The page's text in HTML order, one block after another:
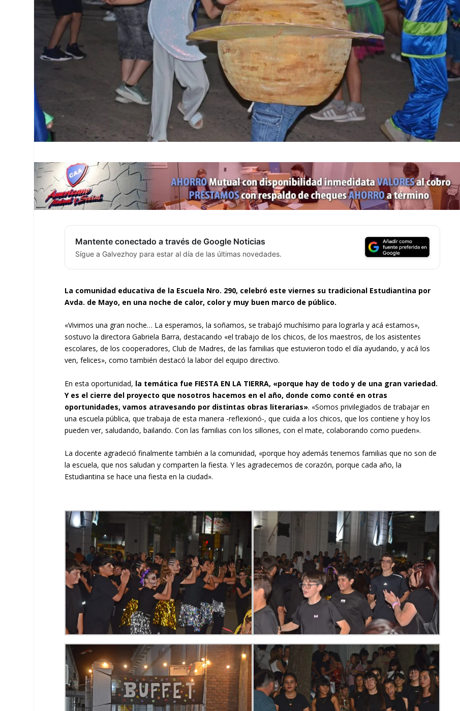
Mantente conectado a través de Google Noticias
Sígue a Galvezhoy para estar al día de las últimas novedades.
La comunidad educativa de la Escuela Nro. 290, celebró este viernes su tradicional Estudiantina por
Avda. de Mayo, en una noche de calor, color y muy buen marco de público.
«Vivimos una gran noche… La esperamos, la soñamos, se trabajó muchísimo para lograrla y acá estamos»,
sostuvo la directora Gabriela Barra, destacando «el trabajo de los chicos, de los maestros, de los asistentes
escolares, de los cooperadores, Club de Madres, de las familias que estuvieron todo el día ayudando, y acá los
ven, felices», como también destacó la labor del equipo directivo.
En esta oportunidad, la temática fue FIESTA EN LA TIERRA, «porque hay de todo y de una gran variedad.
Y es el cierre del proyecto que nosotros hacemos en el año, donde como conté en otras
oportunidades, vamos atravesando por distintas obras literarias». «Somos privilegiados de trabajar en
una escuela pública, que trabaja de esta manera -reflexionó-, que cuida a los chicos, que los contiene y hoy los
pueden ver, saludando, bailando. Con las familias con los sillones, con el mate, colaborando como pueden».
La docente agradeció finalmente también a la comunidad, «porque hoy además tenemos familias que no son de
la escuela, que nos saludan y comparten la fiesta. Y les agradecemos de corazón, porque cada año, la
Estudiantina se hace una fiesta en la ciudad».